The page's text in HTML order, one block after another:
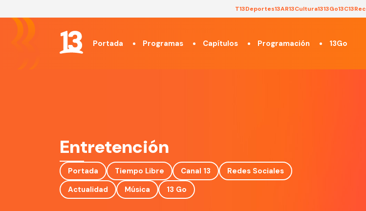
T13Deportes13AR13Cultura1313Go13C13Rec
Portada Programas Capítulos Programación 13Go
Entretención
Portada Tiempo Libre Canal 13
Redes Sociales
Actualidad
Música 13 Go